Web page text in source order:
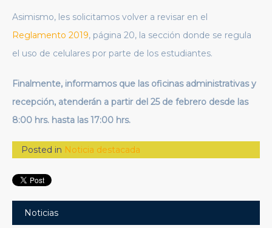
Asimismo, les solicitamos volver a revisar en el
Reglamento 2019, página 20, la sección donde se regula
el uso de celulares por parte de los estudiantes.
Finalmente, informamos que las oficinas administrativas y
recepción, atenderán a partir del 25 de febrero desde las
8:00 hrs. hasta las 17:00 hrs.
Posted in Noticia destacada
Noticias